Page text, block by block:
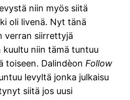
niin myös siitä
oli livenä. Nyt tänä
verran siirrettyjä
kuultu niin tämä tuntuu
toiseen. Dalindèon Follow
levyltä jonka julkaisu
siitä jos uusi